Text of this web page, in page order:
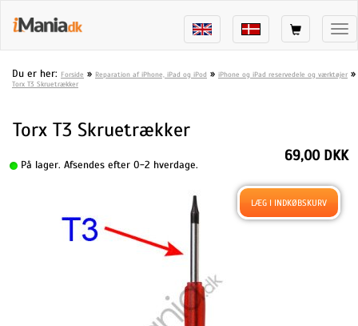
Du er her: Forside » Reparation af iPhone, iPad og iPod » iPhone og iPad reservedele og værktøjer »
Torx T3 Skruetrækker
Torx T3 Skruetrækker
På lager. Afsendes efter 0-2 hverdage.
69,00 DKK